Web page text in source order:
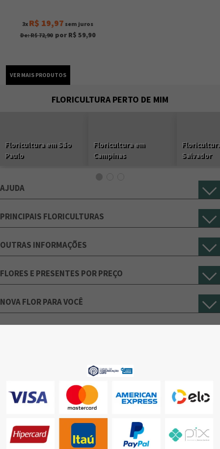
3x R$ 19,97 sem juros
De: R$ 72,90 por R$ 59,90
FLORICULTURA PERTO DE MIM
Floricultura em São
Paulo
Floricultura em
Campinas
Salvador
AJUDA
PRINCIPAIS FLORICULTURAS
OUTRAS INFORMAÇÕES
FLORES E PRESENTES POR PREÇO
NOVA FLOR PARA VOCÊ